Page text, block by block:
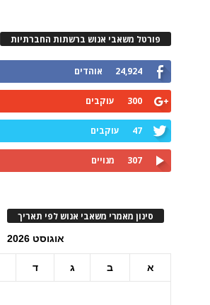
פורטל משאבי אנוש ברשתות החברתיות
24,924 אוהדים
300 עוקבים
47 עוקבים
307 מנויים
סינון מאמרי משאבי אנוש לפי תאריך
אוגוסט 2026
א ב ג ד